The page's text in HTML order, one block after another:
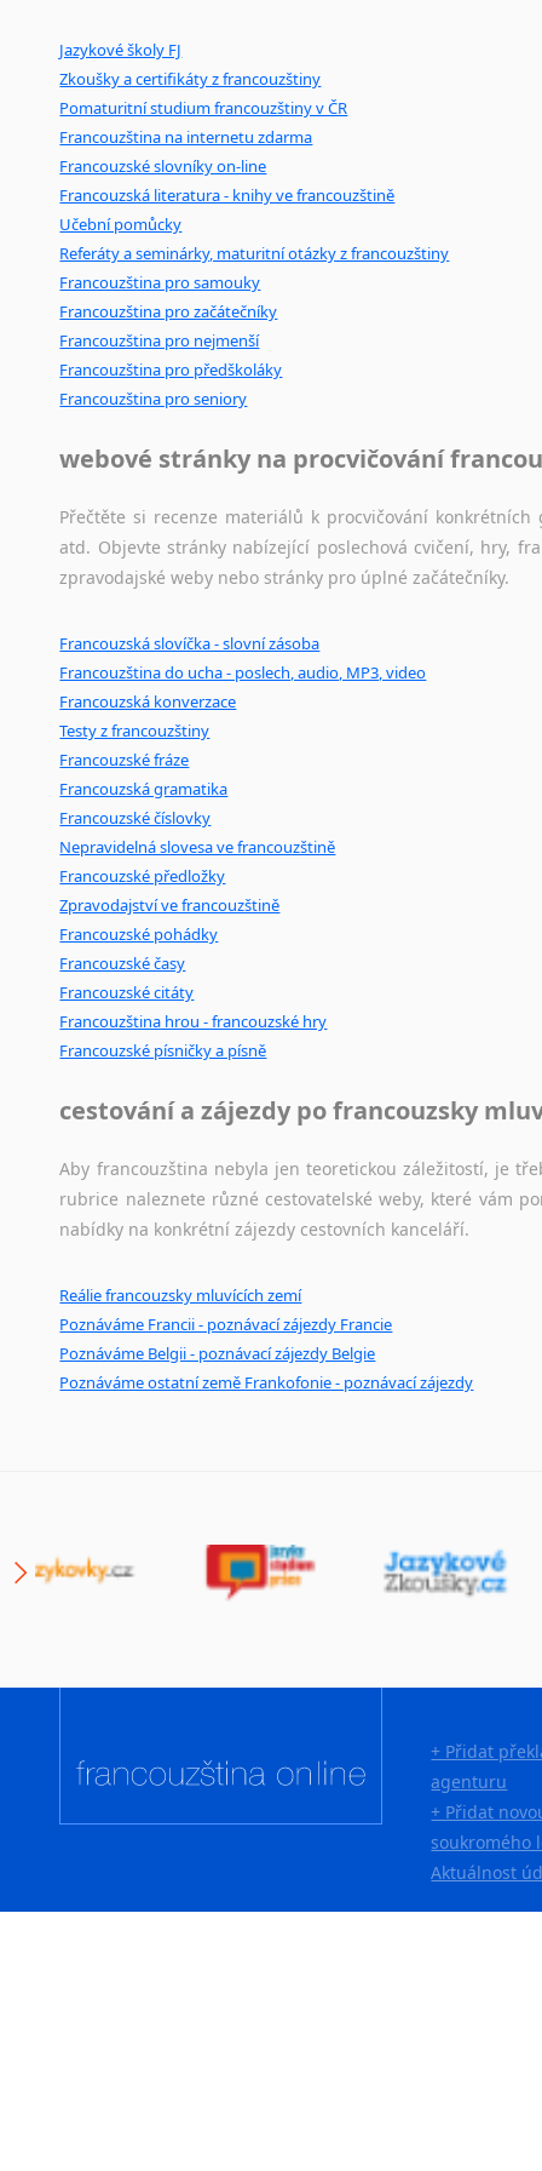
Mix pomůcek, jež
poradny a pravidla pravopisu nebo
Jazykové školy FJ
Zkoušky a certifikáty z francouzštiny
Pomaturitní studium francouzštiny v ČR
Francouzština na internetu zdarma
Francouzské slovníky on-line
Francouzská literatura - knihy ve francouzštině
Učební pomůcky
Referáty a seminárky, maturitní otázky z francouzštiny
Francouzština pro samouky
Francouzština pro začátečníky
Francouzština pro nejmenší
Francouzština pro předškoláky
Francouzština pro seniory
webové stránky na procvičování
Přečtěte si recenze materiálů k procvičování
atd. Objevte stránky nabízející poslechová cvičení, hry,
zpravodajské weby nebo stránky pro úplné začátečníky.
Francouzská slovíčka - slovní zásoba
Francouzština do ucha - poslech, audio, MP3, video
Francouzská konverzace
Testy z francouzštiny
Francouzské fráze
Francouzská gramatika
Francouzské číslovky
Nepravidelná slovesa ve francouzštině
Francouzské předložky
Zpravodajství ve francouzštině
Francouzské pohádky
Francouzské časy
Francouzské citáty
Francouzština hrou - francouzské hry
Francouzské písničky a písně
cestování a zájezdy po francouzsky
Aby francouzština nebyla jen teoretickou záležitostí, je
rubrice naleznete různé cestovatelské weby, které vám
nabídky na konkrétní zájezdy cestovních kanceláří.
Reálie francouzsky mluvících zemí
Poznáváme Francii - poznávací zájezdy Francie
Poznáváme Belgii - poznávací zájezdy Belgie
Poznáváme ostatní země Frankofonie - poznávací zájezdy
+ Přidat
agenturu
+ Přidat
soukromého
Aktuálnost